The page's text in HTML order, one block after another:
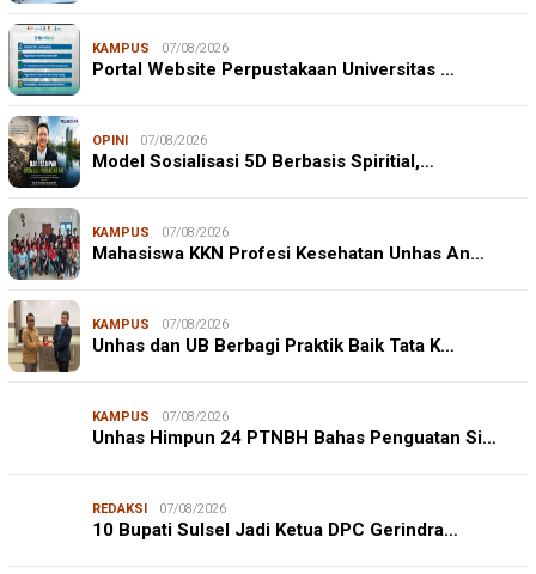
KAMPUS 07/08/2026
Portal Website Perpustakaan Universitas …
OPINI 07/08/2026
Model Sosialisasi 5D Berbasis Spiritial,…
KAMPUS 07/08/2026
Mahasiswa KKN Profesi Kesehatan Unhas An…
KAMPUS 07/08/2026
Unhas dan UB Berbagi Praktik Baik Tata K…
KAMPUS 07/08/2026
Unhas Himpun 24 PTNBH Bahas Penguatan Si…
REDAKSI 07/08/2026
10 Bupati Sulsel Jadi Ketua DPC Gerindra…